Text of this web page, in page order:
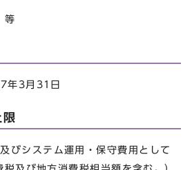
等
年3月31日
びシステム運用・保守費用として